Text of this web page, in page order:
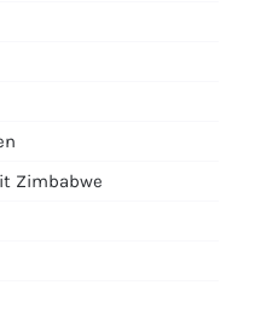
Zimbabwe